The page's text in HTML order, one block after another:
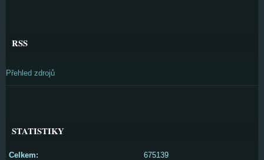
RSS
Přehled zdrojů
STATISTIKY
Celkem:
675139